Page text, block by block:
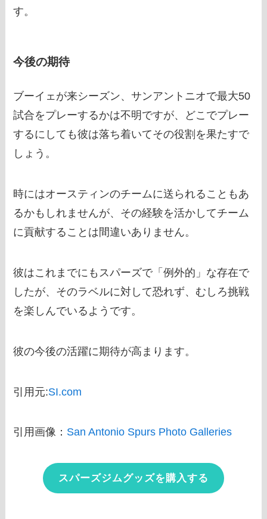
す。
今後の期待
ブーイェが来シーズン、サンアントニオで最大50
試合をプレーするかは不明ですが、どこでプレー
するにしても彼は落ち着いてその役割を果たすで
しょう。
時にはオースティンのチームに送られることもあ
るかもしれませんが、その経験を活かしてチーム
に貢献することは間違いありません。
彼はこれまでにもスパーズで「例外的」な存在で
したが、そのラベルに対して恐れず、むしろ挑戦
を楽しんでいるようです。
彼の今後の活躍に期待が高まります。
引用元:SI.com
引用画像： San Antonio Spurs Photo Galleries
スパーズジムグッズを購入する